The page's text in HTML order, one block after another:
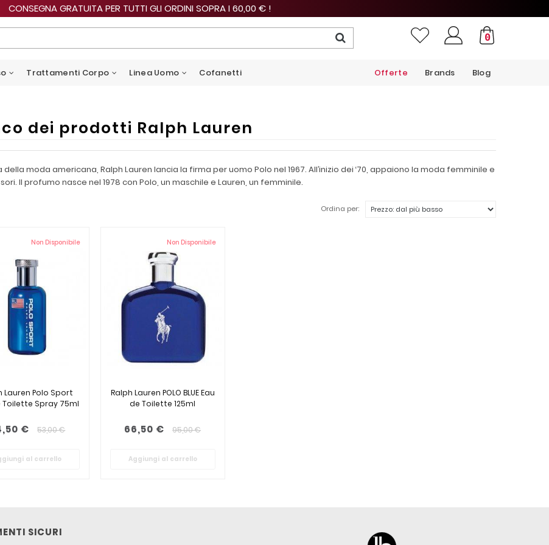
CONSEGNA GRATUITA PER TUTTI GLI ORDINI SOPRA I 60,00 € !
0
Trattamenti Corpo Linea Uomo Cofanetti Blog
Brands
Offerte
dei prodotti Ralph Lauren
della moda americana, Ralph Lauren lancia la firma per uomo Polo nel 1967. All’inizio dei ‘70, appaiono la moda femminile e
Il profumo nasce nel 1978 con Polo, un maschile e Lauren, un femminile.
Ordina per:
Non Disponibile
Lauren Polo Sport
Toilette Spray 75ml
€ 53,00 €
al carrello
Non Disponibile
Ralph Lauren POLO BLUE Eau
de Toilette 125ml
66,50 € 95,00 €
Aggiungi al carrello
SICURI